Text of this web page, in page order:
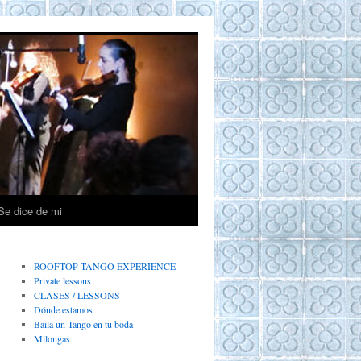
dice de mi
ROOFTOP TANGO EXPERIENCE
Private lessons
CLASES / LESSONS
Dónde estamos
Baila un Tango en tu boda
Milongas